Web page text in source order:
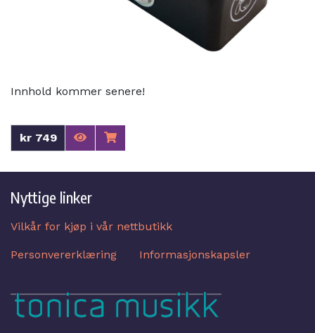
Innhold kommer senere!
kr 749
Nyttige linker
Vilkår for kjøp i vår nettbutikk
Personvererklæring Informasjonskapsler